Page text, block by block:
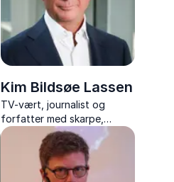
Kim Bildsøe Lassen
TV-vært, journalist og
forfatter med skarpe,
underholdende og aktuelle
foredrag om medier, politik
og samfund.